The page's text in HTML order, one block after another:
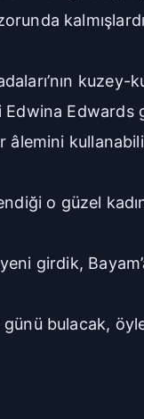
Edwina
âlemini
o güzel kadın
girdik,
bulacak,